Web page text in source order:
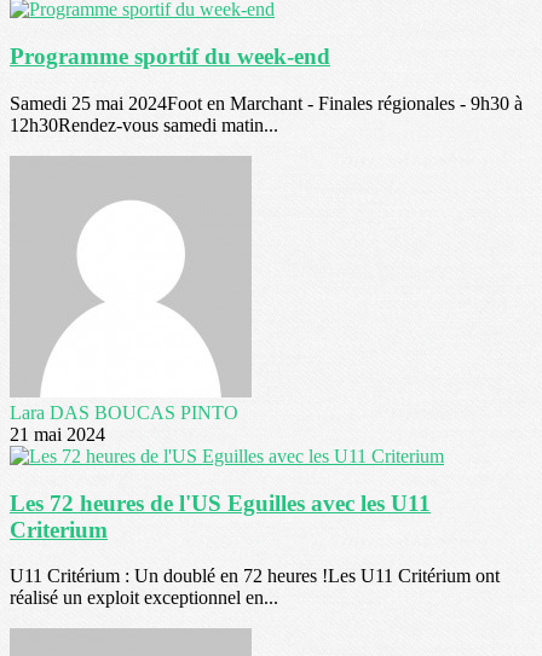
Programme sportif du week-end
Samedi 25 mai 2024Foot en Marchant - Finales régionales - 9h30 à
12h30Rendez-vous samedi matin...
Lara DAS BOUCAS PINTO
21 mai 2024
Les 72 heures de l'US Eguilles avec les U11
Criterium
U11 Critérium : Un doublé en 72 heures !Les U11 Critérium ont
réalisé un exploit exceptionnel en...